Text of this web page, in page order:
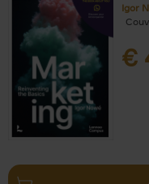
Igor
€